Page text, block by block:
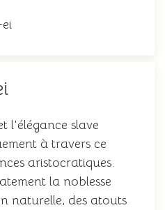
l'élégance slave
à travers ce
aristocratiques.
la noblesse
naturelle, des atouts